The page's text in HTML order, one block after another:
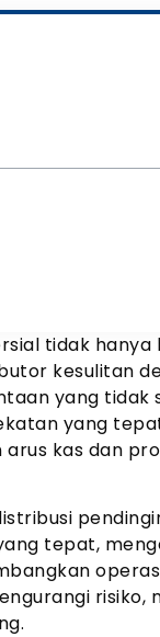
tidak
kesulitan
yang tidak
yang
kas dan
tepat,
risiko,